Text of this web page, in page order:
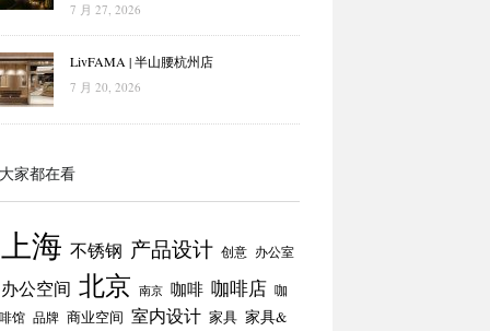
7 月 27, 2026
LivFAMA | 半山腰杭州店
7 月 20, 2026
家都在看
上海 不锈钢 产品设计 创意 办公室
办公空间 北京 南京 咖啡 咖啡店 咖
馆 品牌 商业空间 室内设计 家具 家具&